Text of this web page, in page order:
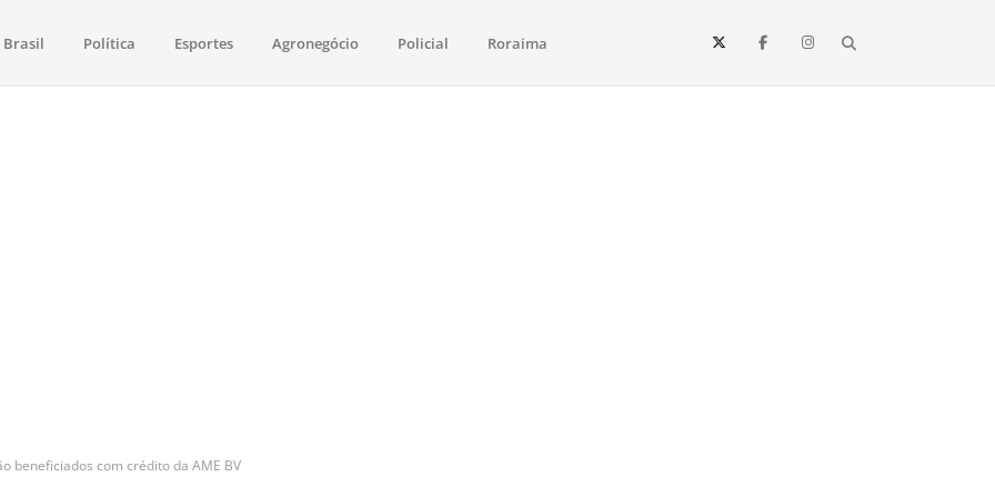
saúde, esportes, economia e os principais acontecimentos de Boa Vista e todo o estado de Roraima. Fique sempre informado
Brasil Política Esportes Agronegócio Policial Roraima
beneficiados com crédito da AME BV